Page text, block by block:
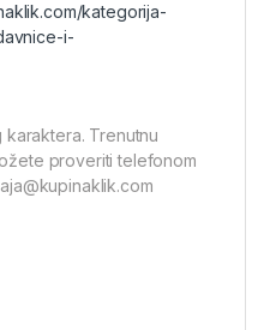
kategorija-
i-
Trenutnu
proveriti telefonom